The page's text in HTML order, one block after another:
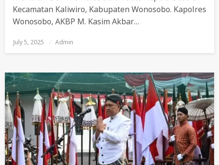
Kecamatan Kaliwiro, Kabupaten Wonosobo. Kapolres
Wonosobo, AKBP M. Kasim Akbar…
Posted
On
July 5, 2025 Admin